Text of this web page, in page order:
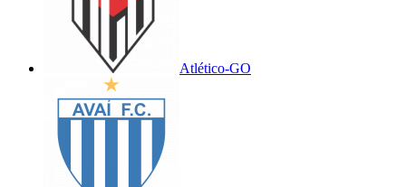
Atlético-GO